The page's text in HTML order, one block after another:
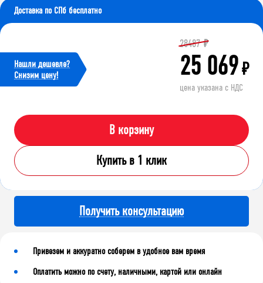
Доставка по СПб бесплатно
Нашли дешевле?
Cнизим цену!
28487 ₽
25 069₽
цена указана с НДС
В корзину
Купить в 1 клик
Получить консультацию
Привезем и аккуратно соберем в удобное вам время
Оплатить можно по счету, наличными, картой или онлайн